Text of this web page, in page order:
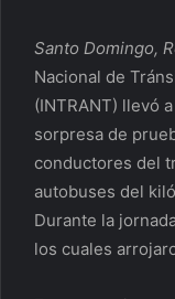
Santo Domingo,
Nacional de
(INTRANT) llevó
sorpresa de
conductores del
autobuses del
Durante la
los cuales